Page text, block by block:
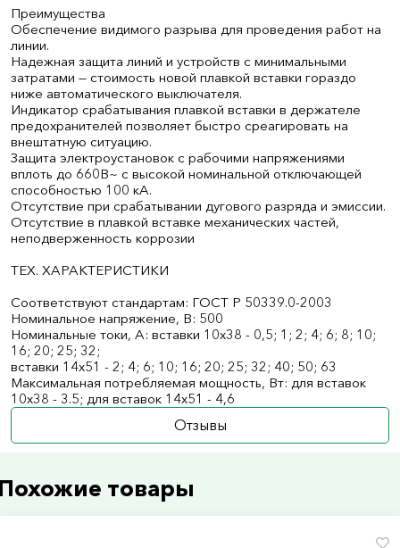
Преимущества
Обеспечение видимого разрыва для проведения работ на
линии.
Надежная защита линий и устройств с минимальными
затратами — стоимость новой плавкой вставки гораздо
ниже автоматического выключателя.
Индикатор срабатывания плавкой вставки в держателе
предохранителей позволяет быстро среагировать на
внештатную ситуацию.
Защита электроустановок с рабочими напряжениями
вплоть до 660В~ с высокой номинальной отключающей
способностью 100 кА.
Отсутствие при срабатывании дугового разряда и эмиссии.
Отсутствие в плавкой вставке механических частей,
неподверженность коррозии
ТЕХ. ХАРАКТЕРИСТИКИ
Соответствуют стандартам: ГОСТ Р 50339.0-2003
Номинальное напряжение, В: 500
Номинальныe токи, А: вставки 10х38 - 0,5; 1; 2; 4; 6; 8; 10;
16; 20; 25; 32;
вставки 14х51 - 2; 4; 6; 10; 16; 20; 25; 32; 40; 50; 63
Максимальная потребляемая мощность, Вт: для вставок
10х38 - 3.5; для вставок 14х51 - 4,6
Отзывы
товары